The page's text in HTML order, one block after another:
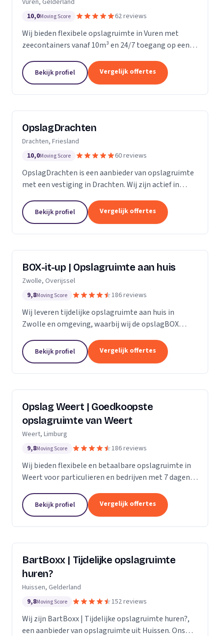
10,0Moving Score 62 reviews
Wij bieden flexibele opslagruimte in Vuren met
zeecontainers vanaf 10m³ en 24/7 toegang op een
Bekijk profiel Vergelijk offertes
OpslagDrachten
Drachten, Friesland
10,0Moving Score 60 reviews
OpslagDrachten is een aanbieder van opslagruimte
met een vestiging in Drachten. Wij zijn actief in
op een 5.
Bekijk profiel Vergelijk offertes
BOX-it-up | Opslagruimte aan huis
Zwolle, Overijssel
9,8Moving Score 186 reviews
Wij leveren tijdelijke opslagruimte aan huis in
Zwolle en omgeving, waarbij wij de opslagBOX
Bekijk profiel Vergelijk offertes
Opslag Weert | Goedkoopste
opslagruimte van Weert
Weert, Limburg
9,8Moving Score 186 reviews
Wij bieden flexibele en betaalbare opslagruimte in
Weert voor particulieren en bedrijven met 7 dagen
Bekijk profiel Vergelijk offertes
BartBoxx | Tijdelijke opslagruimte
huren?
Huissen, Gelderland
9,8Moving Score 152 reviews
Wij zijn BartBoxx | Tijdelijke opslagruimte huren?,
een aanbieder van opslagruimte uit Huissen. Ons